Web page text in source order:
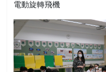
電動旋轉飛機